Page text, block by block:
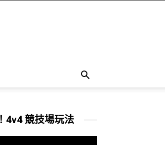
4v4 競技場玩法